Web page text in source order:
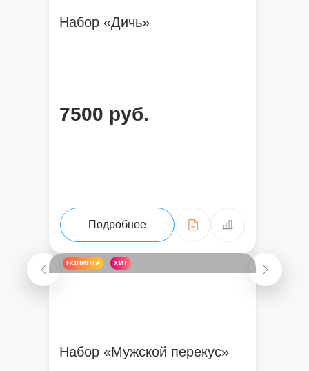
Набор «Дичь»
7500 руб.
Подробнее
НОВИНКА ХИТ
Набор «Мужской перекус»